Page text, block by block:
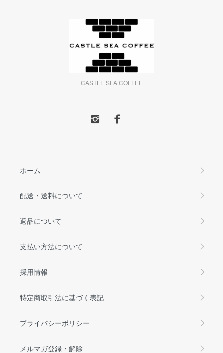
CASTLE SEA COFFEE
ホーム
配送・送料について
返品について
支払い方法について
採用情報
特定商取引法に基づく表記
プライバシーポリシー
メルマガ登録・解除